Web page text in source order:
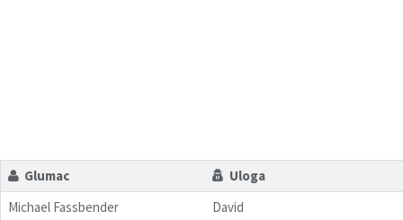
Glumac
Uloga
Michael Fassbender
David